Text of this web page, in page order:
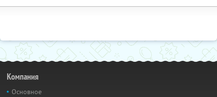
Компания
Основное